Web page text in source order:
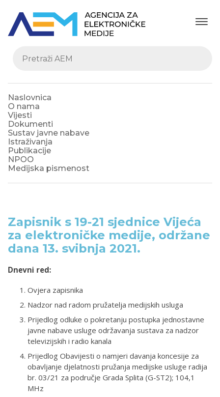
Naslovnica
O nama
Vijesti
Dokumenti
Sustav javne nabave
Istraživanja
Publikacije
NPOO
Medijska pismenost
Zapisnik s 19-21 sjednice Vijeća
za elektroničke medije, održane
dana 13. svibnja 2021.
Dnevni red:
Ovjera zapisnika
Nadzor nad radom pružatelja medijskih usluga
Prijedlog odluke o pokretanju postupka jednostavne
javne nabave usluge održavanja sustava za nadzor
televizijskih i radio kanala
Prijedlog Obavijesti o namjeri davanja koncesije za
obavljanje djelatnosti pružanja medijske usluge radija
br. 03/21 za područje Grada Splita (G-ST2); 104,1
MHz